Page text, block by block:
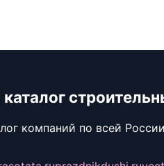
компаний по всей России